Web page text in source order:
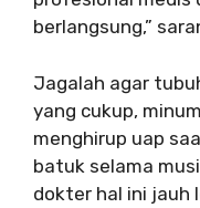
berlangsung,”
Jagalah agar
yang cukup,
menghirup uap
batuk selama
dokter hal ini jauh